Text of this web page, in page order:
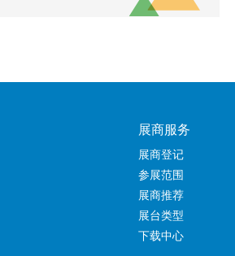
展商服务
展商登记
参展范围
展商推荐
展台类型
下载中心